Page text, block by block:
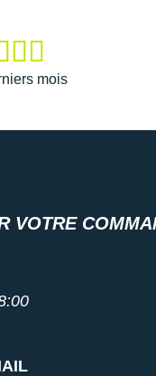
mois
VOTRE